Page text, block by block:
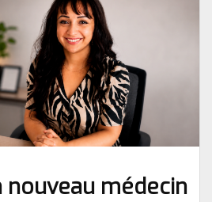
nouveau médecin